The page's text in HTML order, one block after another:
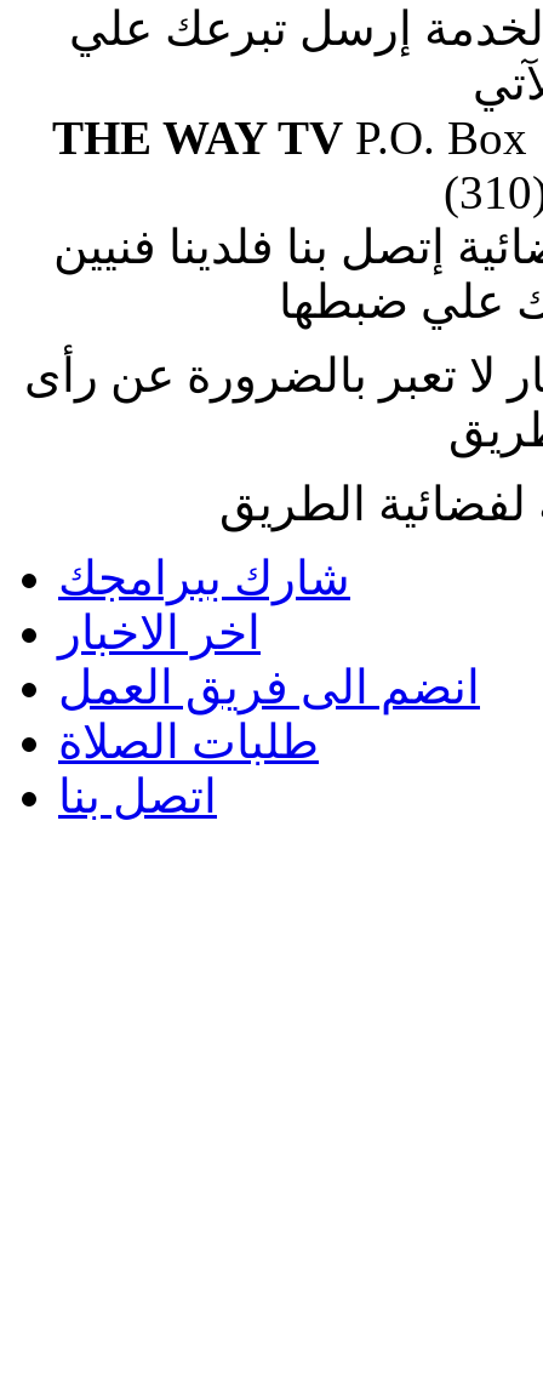
إرسل تبرعك علي
THE WAY TVP.O. Box
إتصل بنا فلدينا فنيين
علي ضبطها
لا تعبر بالضرورة عن رأى
الطريق
شارك ببرامجك
اخر الاخبار
انضم الى فريق العمل
طلبات الصلاة
اتصل بنا